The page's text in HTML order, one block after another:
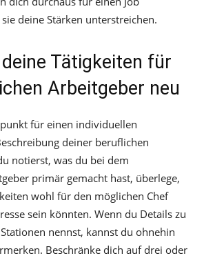
deine Stärken unterstreichen.
Tätigkeiten für
Arbeitgeber neu
für einen individuellen
deiner beruflichen
notierst, was du bei dem
primär gemacht hast, überlege,
wohl für den möglichen Chef
sein könnten. Wenn du Details zu
nennst, kannst du ohnehin
Beschränke dich auf drei oder